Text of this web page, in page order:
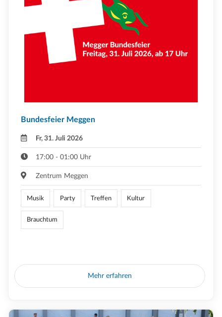
Bundesfeier Meggen
Fr, 31. Juli 2026
17:00 - 01:00 Uhr
Zentrum Meggen
Musik Party Treffen Kultur
Brauchtum
Mehr erfahren